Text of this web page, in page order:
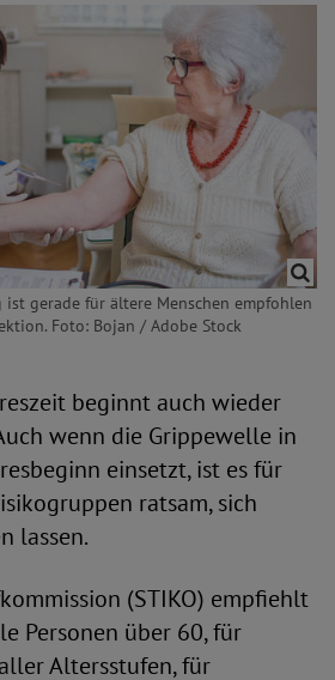
gerade für ältere Menschen empfohlen
Foto: Bojan / Adobe Stock
beginnt auch wieder
wenn die Grippewelle in
einsetzt, ist es für
ratsam, sich
lassen.
(STIKO) empfiehlt
Personen über 60, für
Altersstufen, für